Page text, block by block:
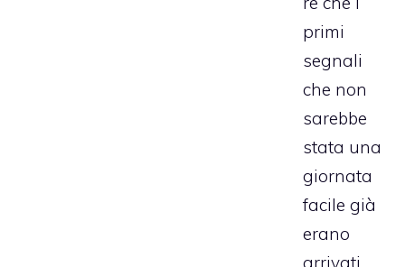
primi
segnali
che non
sarebbe
stata una
giornata
facile già
erano
arrivati